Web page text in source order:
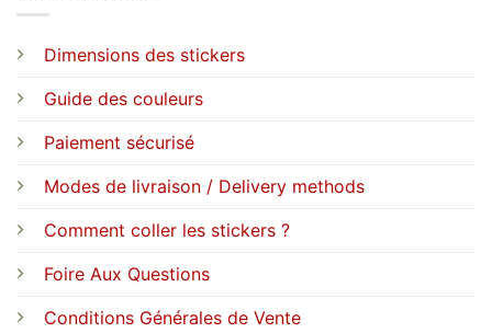
Dimensions des stickers
Guide des couleurs
Paiement sécurisé
Modes de livraison / Delivery methods
Comment coller les stickers ?
Foire Aux Questions
Conditions Générales de Vente